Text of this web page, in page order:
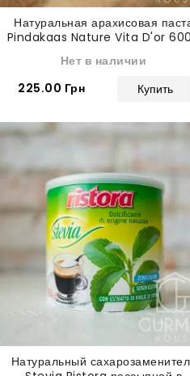
Натуральная арахисовая
Pindakaas Nature Vita D'or
Нет в наличии
225.00 Грн
Купить
Натуральный